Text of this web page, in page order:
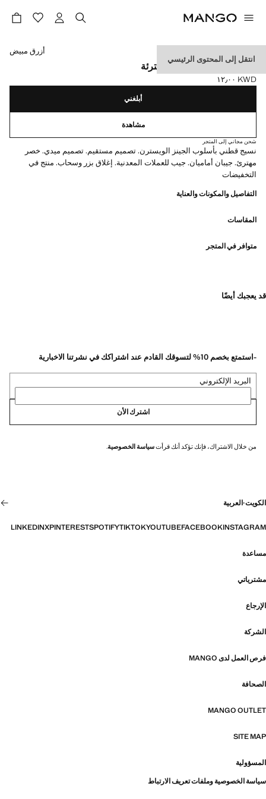
انتقل إلى المحتوى الرئيسي
تنورة جينز ميدي بحواف مهترئة
السعر الحالي [KWD ١٢٫٠٠ ]
KWD ١٢٫٠٠
حدد اللون
أزرق مبيض
أبلغني
مشاهدة
شحن مجاني إلى المتجر
نسيج قطني بأسلوب الجينز الويسترن. تصميم مستقيم. تصميم ميدي. خصر
مهترئ. جيبان أماميان. جيب للعملات المعدنية. إغلاق بزر وسحاب. منتج في
التخفيضات
التفاصيل والمكونات والعناية
المقاسات
متوافر في المتجر
قد يعجبك أيضًا
-استمتع بخصم 10% لتسوقك القادم عند اشتراكك في نشرتنا الاخبارية
البريد الإلكتروني
اشترك الأن
من خلال الاشتراك، فإنك تؤكد أنك قرأتسياسة الخصوصية.
الكويت·العربية
INSTAGRAM
FACEBOOK
YOUTUBE
TIKTOK
SPOTIFY
PINTEREST
X
LINKEDIN
مساعدة
مشترياتي
الإرجاع
الشركة
فرص العمل لدى MANGO
الصحافة
MANGO OUTLET
SITE MAP
المسؤولية
سياسة الخصوصية وملفات تعريف الارتباط